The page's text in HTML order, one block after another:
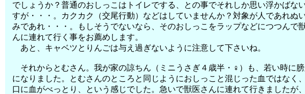
でしょうか？普通のおしっこはトイレでする、との事でそれしか思い浮かばな
すが・・・。カクカク（交尾行動）などはしていませんか？対象が人であれぬ
みであれ・・・。もしそうでないなら、そのおしっこをラップなどにつつんで
んに連れて行く事をお薦めします。
あと、キャベツとりんごは与え過ぎないように注意して下さいね。
それからとむさん。我が家の諒ちん（ミニうさぎ４歳半・♀）も、若い時に
になりました。とむさんのところと同じようにおしっこと混じった血ではなく
口に血がべっとり、という感じでした。急いで獣医さんに連れて行きましたが